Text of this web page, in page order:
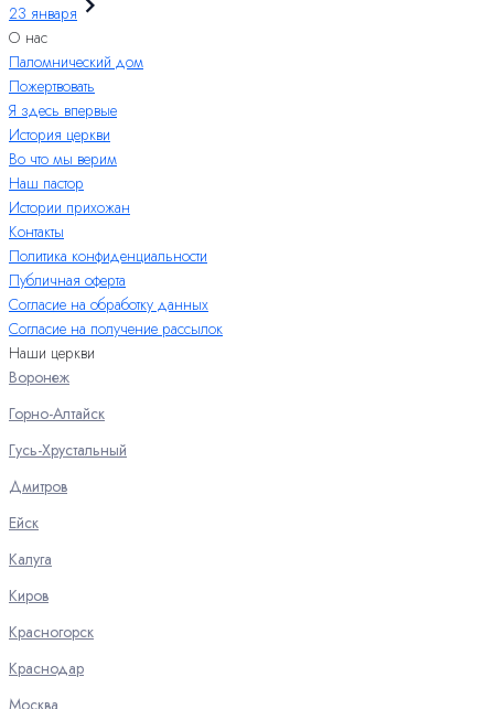
23 января
О нас
Паломнический дом
Пожертвовать
Я здесь впервые
История церкви
Во что мы верим
Наш пастор
Истории прихожан
Контакты
Политика конфиденциальности
Публичная оферта
Согласие на обработку данных
Согласие на получение рассылок
Наши церкви
Воронеж
Горно-Алтайск
Гусь-Хрустальный
Дмитров
Ейск
Калуга
Киров
Красногорск
Краснодар
Москва